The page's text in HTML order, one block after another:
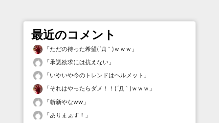
最近のコメント
「ただの待った希望(´Д｀)ｗｗｗ 」
「承認欲求には抗えない 」
「いやいや今のトレンドはヘルメット 」
「それはやったらダメ！！(´Д｀)ｗｗｗ 」
「斬新やなww 」
「ありまぁす！ 」